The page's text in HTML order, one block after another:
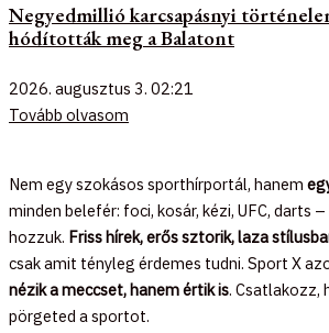
Negyedmillió karcsapásnyi
hódították meg a Balatont
2026. augusztus 3. 02:21
Tovább olvasom
Nem egy szokásos sporthírportál, hanem
minden belefér: foci, kosár, kézi, UFC, darts
hozzuk. Friss hírek, erős sztorik, laza
csak amit tényleg érdemes tudni. Sport X
nézik a meccset, hanem értik is. Csatlakozz,
pörgeted a sportot.